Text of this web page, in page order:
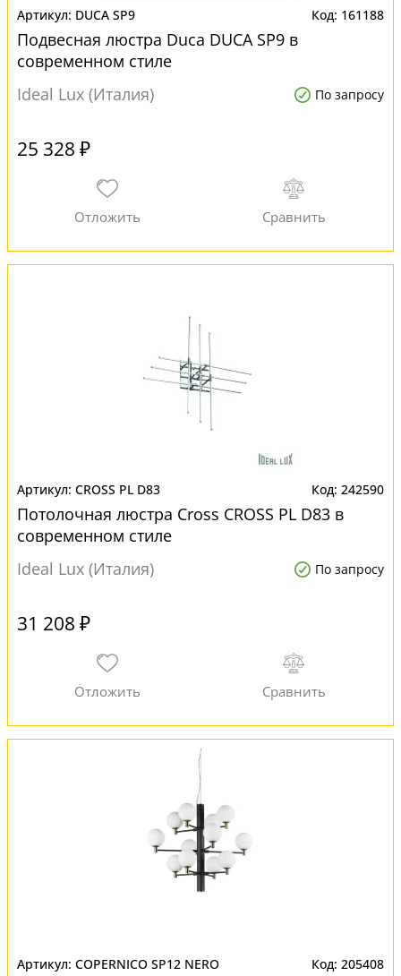
DUCA SP9 161188
Подвесная люстра Duca DUCA SP9 в
современном стиле
Ideal Lux (Италия)
По запросу
25 328 ₽
CROSS PL D83 242590
Потолочная люстра Cross CROSS PL D83 в
современном стиле
Ideal Lux (Италия)
По запросу
31 208 ₽
COPERNICO SP12 NERO 205408